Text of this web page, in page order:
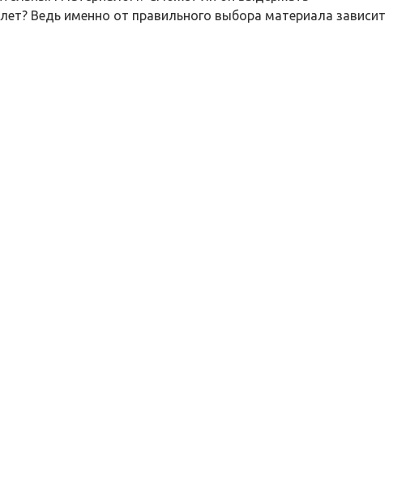
Ведь именно от правильного выбора материала зависит